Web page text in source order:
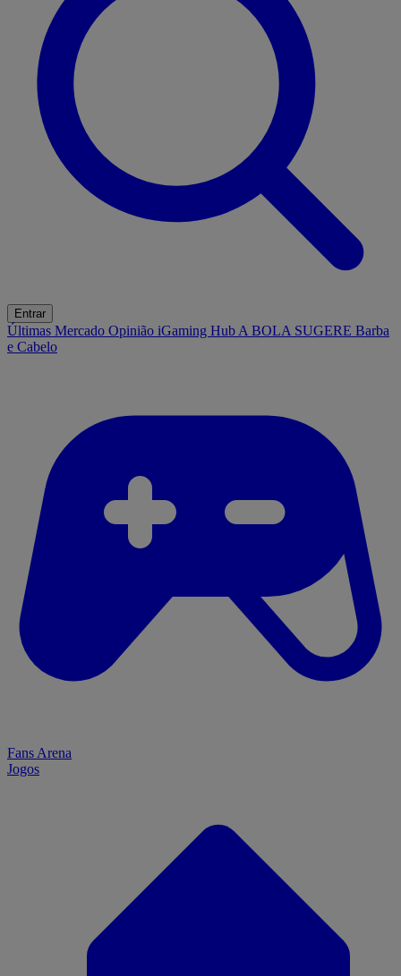
Entrar
Últimas Mercado Opinião iGaming Hub A BOLA SUGERE Barba
e Cabelo
Fans Arena
Jogos